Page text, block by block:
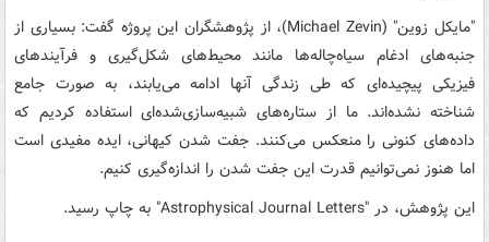
"مایکل زوین" (Michael Zevin)، از پژوهشگران این پروژه گفت: بسیاری از
جنبه‌های ادغام سیاه‌چاله‌ها مانند محیط‌های شکل‌گیری و فرآیندهای
فیزیکی پیچیده‌ای که طی زندگی‌ آنها ادامه می‌یابند، به صورت جامع
شناخته نشده‌اند. ما از ستاره‌های شبیه‌سازی‌شده‌ای استفاده کردیم که
داده‌های کنونی را منعکس می‌کنند. جفت شدن کیهانی، ایده مفیدی است
اما هنوز نمی‌توانیم قدرت این جفت شدن را اندازه‌گیری کنیم.
این پژوهش، در "Astrophysical Journal Letters" به چاپ رسید.